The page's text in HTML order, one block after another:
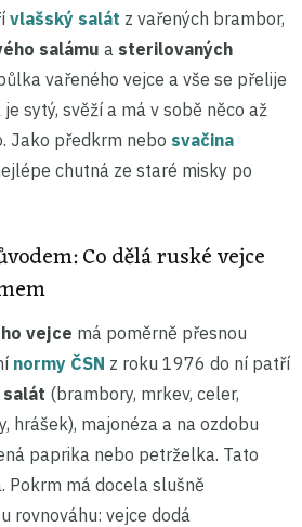
vlašský salát z vařených brambor,
salámu a sterilovaných
vařeného vejce a vše se přelije
sytý, svěží a má v sobě něco až
Jako předkrm nebo svačina
chutná ze staré misky po
Co dělá ruské vejce
vejce má poměrně přesnou
normy ČSN z roku 1976 do ní patří
(brambory, mrkev, celer,
hrášek), majonéza a na ozdobu
paprika nebo petrželka. Tato
Pokrm má docela slušně
rovnováhu: vejce dodá